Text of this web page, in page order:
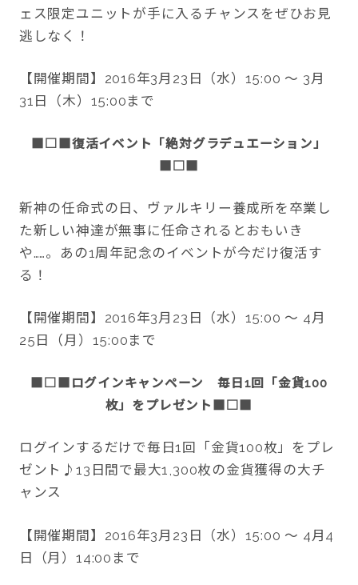
ェス限定ユニットが手に入るチャンスをぜひお見
逃しなく！
【開催期間】2016年3月23日（水）15:00 ～ 3月
31日（木）15:00まで
■□■復活イベント「絶対グラデュエーション」
■□■
新神の任命式の日、ヴァルキリー養成所を卒業し
た新しい神達が無事に任命されるとおもいき
や……。あの1周年記念のイベントが今だけ復活す
る！
【開催期間】2016年3月23日（水）15:00 ～ 4月
25日（月）15:00まで
■□■ログインキャンペーン 毎日1回「金貨100
枚」をプレゼント
■□■
ログインするだけで毎日1回「金貨100枚」をプレ
ゼント♪13日間で最大1,300枚の金貨獲得の大チ
ャンス
【開催期間】2016年3月23日（水）15:00 ～ 4月4
日（月）14:00まで